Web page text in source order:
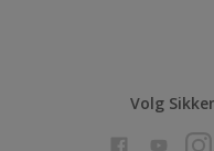
Volg